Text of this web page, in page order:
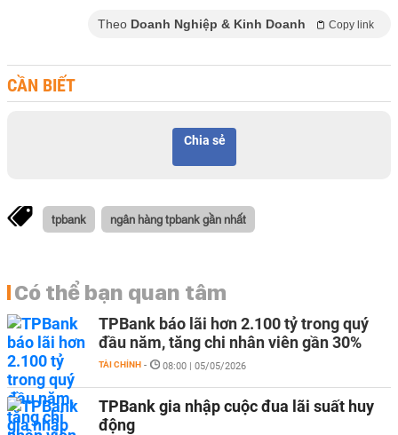
Theo Doanh Nghiệp & Kinh Doanh Copy link
CẦN BIẾT
Chia sẻ
tpbank ngân hàng tpbank gần nhất
Có thể bạn quan tâm
TPBank báo lãi hơn 2.100 tỷ trong quý
đầu năm, tăng chi nhân viên gần 30%
TÀI CHÍNH - 08:00 | 05/05/2026
TPBank gia nhập cuộc đua lãi suất huy
động